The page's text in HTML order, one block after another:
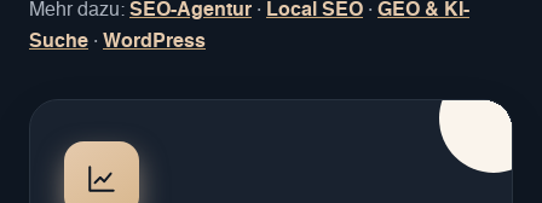
Mehr dazu: SEO-Agentur · Local SEO · GEO & KI-
Suche · WordPress